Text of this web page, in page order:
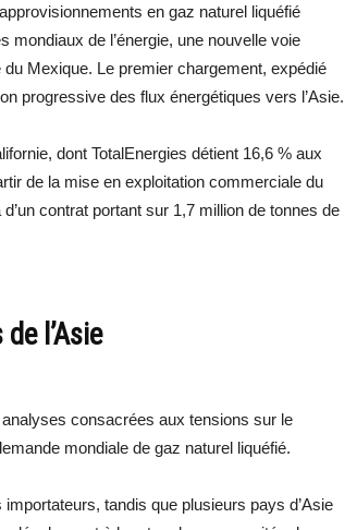
en gaz naturel liquéfié
de l’énergie, une nouvelle voie
Mexique. Le premier chargement, expédié
progressive des flux énergétiques vers l’Asie.
dont TotalEnergies détient 16,6 % aux
de la mise en exploitation commerciale du
contrat portant sur 1,7 million de tonnes de
l’Asie
consacrées aux tensions sur le
mondiale de gaz naturel liquéfié.
tandis que plusieurs pays d’Asie